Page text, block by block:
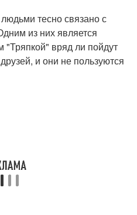
тесно связано с
из них является
"Тряпкой" вряд ли пойдут
и они не пользуются